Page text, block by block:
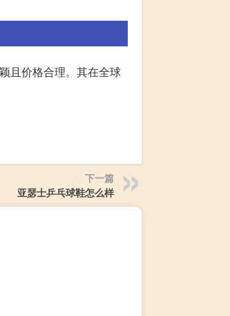
且价格合理。其在全球
下一篇
亚瑟士乒乓球鞋怎么样